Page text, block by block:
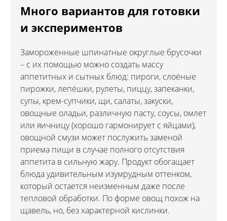
Много вариантов для готовки
и экспериментов
Замороженные шпинатные округлые брусочки
– с их помощью можно создать массу
аппетитных и сытных блюд: пироги, слоёные
пирожки, лепёшки, рулеты, пиццу, запеканки,
супы, крем-супчики, щи, салаты, закуски,
овощные оладьи, различную пасту, соусы, омлет
или яичницу (хорошо гармонирует с яйцами),
овощной смузи может послужить заменой
приема пищи в случае полного отсутствия
аппетита в сильную жару. Продукт обогащает
блюда удивительным изумрудным оттенком,
который остается неизменным даже после
тепловой обработки. По форме овощ похож на
щавель, но, без характерной кислинки.